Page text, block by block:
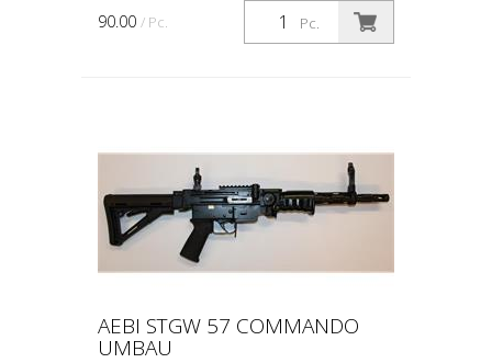
Pc.
90.00 / Pc.
AEBI STGW 57 COMMANDO
UMBAU